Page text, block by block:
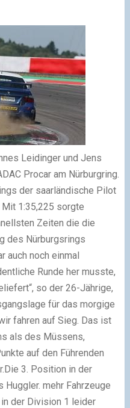
Leidinger und Jens
Procar am Nürburgring.
der saarländische Pilot
1:35,225 sorgte
Zeiten die die
des Nürburgsrings
auch noch einmal
Runde her musste,
so der 26-Jährige,
für das morgige
fahren auf Sieg. Das ist
als des Müssens,
auf den Führenden
3. Position in der
mehr Fahrzeuge
der Division 1 leider